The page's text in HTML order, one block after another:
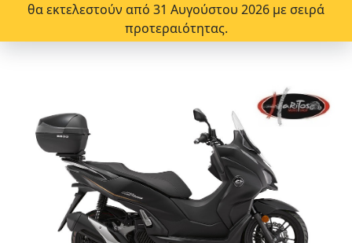
θα εκτελεστούν από 31 Αυγούστου 2026 με σειρά
προτεραιότητας.